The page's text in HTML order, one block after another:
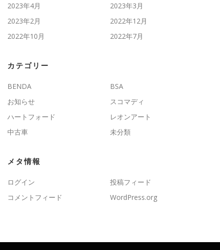
2023年4月
2023年3月
2023年2月
2022年12月
2022年10月
2022年7月
カテゴリー
BENDA
BSA
お知らせ
スコマディ
ハートフォード
レオンアート
中古車
未分類
メタ情報
ログイン
投稿フィード
コメントフィード
WordPress.org